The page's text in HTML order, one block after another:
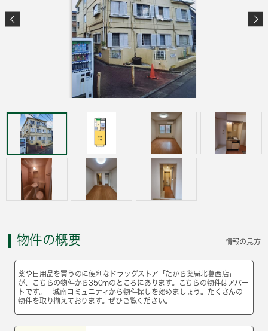
物件の概要 情報の見方
薬や日用品を買うのに便利なドラッグストア「たから薬局北葛西店」
が、こちらの物件から350mのところにあります。こちらの物件はアパー
トです。 城南コミュニティから物件探しを始めましょう。たくさんの
物件を取り揃えております。ぜひご覧ください。